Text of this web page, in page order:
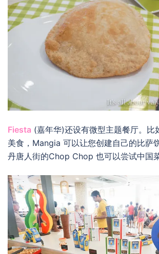
Fiesta (嘉年华)还设有微型主题餐厅。比
美食，Mangia 可以让您创建自己的比萨
丹唐人街的Chop Chop 也可以尝试中国菜